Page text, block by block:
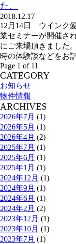
た。
2018.12.17
12月14日 ウインク
業セミナーが開催さ
にご来場頂きました
時の体験談などをお
Page 1 of 11
CATEGORY
お知らせ
物件情報
ARCHIVES
2026年7月 (1)
2026年5月 (1)
2026年4月 (2)
2025年7月 (1)
2025年6月 (1)
2025年1月 (1)
2024年12月 (1)
2024年9月 (1)
2024年6月 (1)
2024年2月 (2)
2023年12月 (1)
2023年10月 (1)
2023年7月 (1)